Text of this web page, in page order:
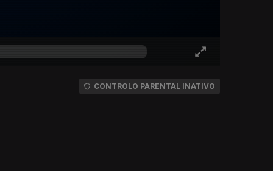
CONTROLO PARENTAL INATIVO